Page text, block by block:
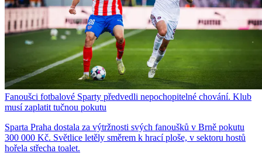
Fanoušci fotbalové Sparty předvedli nepochopitelné chování. Klub
musí zaplatit tučnou pokutu
Sparta Praha dostala za výtržnosti svých fanoušků v Brně pokutu
300 000 Kč. Světlice letěly směrem k hrací ploše, v sektoru hostů
hořela střecha toalet.